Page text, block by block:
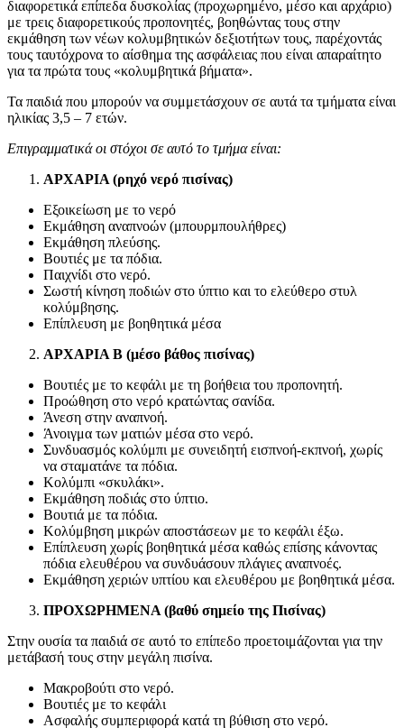
διαφορετικά επίπεδα δυσκολίας (προχωρημένο, μέσο και αρχάριο)
με τρεις διαφορετικούς προπονητές, βοηθώντας τους στην
εκμάθηση των νέων κολυμβητικών δεξιοτήτων τους, παρέχοντάς
τους ταυτόχρονα το αίσθημα της ασφάλειας που είναι απαραίτητο
για τα πρώτα τους «κολυμβητικά βήματα».
Τα παιδιά που μπορούν να συμμετάσχουν σε αυτά τα τμήματα είναι
ηλικίας 3,5 – 7 ετών.
Επιγραμματικά οι στόχοι σε αυτό το τμήμα είναι:
ΑΡΧΑΡΙΑ (ρηχό νερό πισίνας)
Εξοικείωση με το νερό
Εκμάθηση αναπνοών (μπουρμπουλήθρες)
Εκμάθηση πλεύσης.
Βουτιές με τα πόδια.
Παιχνίδι στο νερό.
Σωστή κίνηση ποδιών στο ύπτιο και το ελεύθερο στυλ
κολύμβησης.
Επίπλευση με βοηθητικά μέσα
ΑΡΧΑΡΙΑ Β (μέσο βάθος πισίνας)
Βουτιές με το κεφάλι με τη βοήθεια του προπονητή.
Προώθηση στο νερό κρατώντας σανίδα.
Άνεση στην αναπνοή.
Άνοιγμα των ματιών μέσα στο νερό.
Συνδυασμός κολύμπι με συνειδητή εισπνοή-εκπνοή, χωρίς
να σταματάνε τα πόδια.
Κολύμπι «σκυλάκι».
Εκμάθηση ποδιάς στο ύπτιο.
Βουτιά με τα πόδια.
Κολύμβηση μικρών αποστάσεων με το κεφάλι έξω.
Επίπλευση χωρίς βοηθητικά μέσα καθώς επίσης κάνοντας
πόδια ελευθέρου να συνδυάσουν πλάγιες αναπνοές.
Εκμάθηση χεριών υπτίου και ελευθέρου με βοηθητικά μέσα.
ΠΡΟΧΩΡΗΜΕΝΑ (βαθύ σημείο της Πισίνας)
Στην ουσία τα παιδιά σε αυτό το επίπεδο προετοιμάζονται για την
μετάβασή τους στην μεγάλη πισίνα.
Μακροβούτι στο νερό.
Βουτιές με το κεφάλι
Ασφαλής συμπεριφορά κατά τη βύθιση στο νερό.